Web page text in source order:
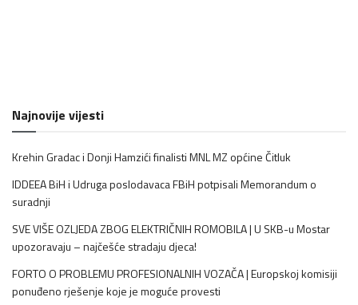
Najnovije vijesti
Krehin Gradac i Donji Hamzići finalisti MNL MZ općine Čitluk
IDDEEA BiH i Udruga poslodavaca FBiH potpisali Memorandum o
suradnji
SVE VIŠE OZLJEDA ZBOG ELEKTRIČNIH ROMOBILA | U SKB-u Mostar
upozoravaju – najčešće stradaju djeca!
FORTO O PROBLEMU PROFESIONALNIH VOZAČA | Europskoj komisiji
ponuđeno rješenje koje je moguće provesti